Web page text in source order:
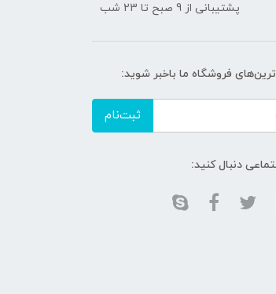
پشتیبانی از 9 صبح تا 23 شب
فروشگاه ما باخبر شوید:
ثبت‌نام
دنبال کنید: